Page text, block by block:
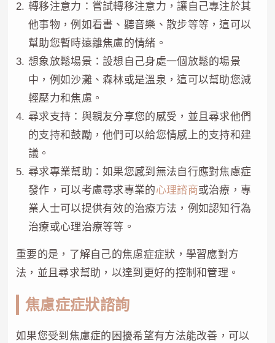
轉移注意力：嘗試轉移注意力，讓自己專注於其
他事物，例如看書、聽音樂、散步等等，這可以
幫助您暫時遠離焦慮的情緒。
想象放鬆場景：設想自己身處一個放鬆的場景
中，例如沙灘、森林或是溫泉，這可以幫助您減
輕壓力和焦慮。
尋求支持：與親友分享您的感受，並且尋求他們
的支持和鼓勵，他們可以給您情感上的支持和建
議。
尋求專業幫助：如果您感到無法自行應對焦慮症
發作，可以考慮尋求專業的心理諮商或治療，專
業人士可以提供有效的治療方法，例如認知行為
治療或心理治療等等。
重要的是，了解自己的焦慮症症狀，學習應對方
法，並且尋求幫助，以達到更好的控制和管理。
焦慮症症狀諮詢
如果您受到焦慮症的困擾希望有方法能改善，可以